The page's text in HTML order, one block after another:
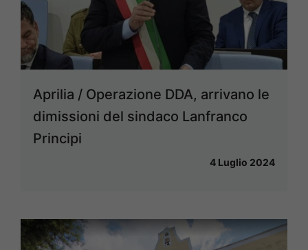
Aprilia / Operazione DDA, arrivano le
dimissioni del sindaco Lanfranco
Principi
4 Luglio 2024